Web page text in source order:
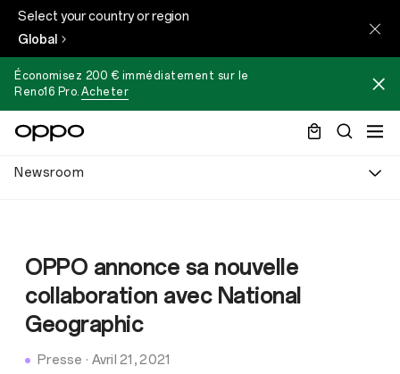
Select your country or region
Global
Économisez 200 € immédiatement sur le
Reno16 Pro. Acheter
Newsroom
OPPO annonce sa nouvelle
collaboration avec National
Geographic
Presse · Avril 21, 2021